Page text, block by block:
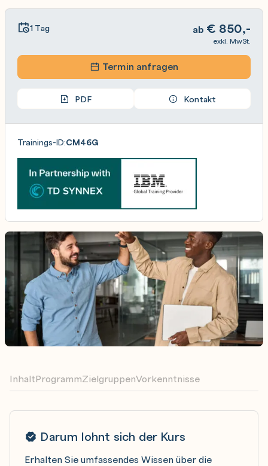
Darum lohnt sich der Kurs
Erhalten Sie umfassendes Wissen über die
InhaltProgrammZielgruppenVorkenntnisse
1 Tag ab € 850,-
exkl. MwSt.
Termin anfragen
PDF Kontakt
Trainings-ID:CM46G